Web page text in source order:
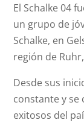
El Schalke 04
un grupo de
Schalke, en
región de
Desde sus
constante y se
exitosos del